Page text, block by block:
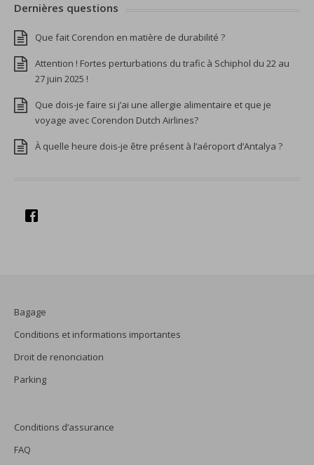
Dernières questions
Que fait Corendon en matière de durabilité ?
Attention ! Fortes perturbations du trafic à Schiphol du 22 au
27 juin 2025 !
Que dois-je faire si j’ai une allergie alimentaire et que je
voyage avec Corendon Dutch Airlines?
À quelle heure dois-je être présent à l’aéroport d’Antalya ?
Bagage
Conditions et informations importantes
Droit de renonciation
Parking
Conditions d’assurance
FAQ